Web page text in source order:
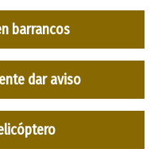
barrancos
dar aviso